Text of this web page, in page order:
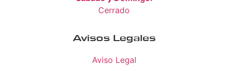
Cerrado
Avisos Legales
Aviso Legal